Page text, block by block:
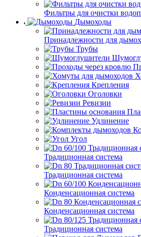
Фильтры для очистки
Дымоходы
Принадлежности для
Трубы
Крепления
Оголовки
Ревизии
Удлинение
Угол
Традиционная система
Традиционная система
Конденсационная система
Конденсационная система
Традиционная система